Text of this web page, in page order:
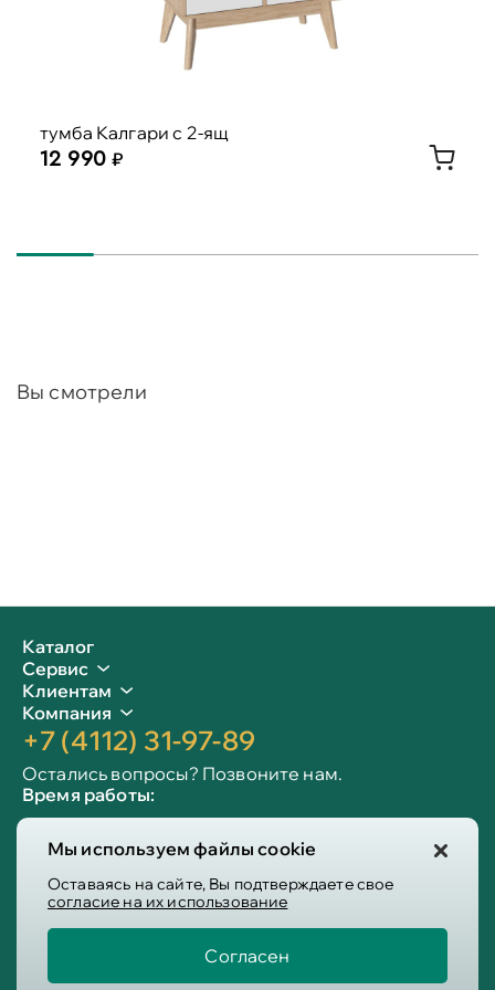
Мы используем файлы cookie
Оставаясь на сайте, Вы подтверждаете свое
согласие на их использование
Согласен
тумба Калгари с 2-ящ
12 990
Вы смотрели
Каталог
Сервис
Клиентам
Компания
+7 (4112) 31-97-89
Остались вопросы? Позвоните нам.
Время работы:
Сб-вс: 10:00 - 19:00
Info@victoria-mebel.ru
Пользовательское соглашение